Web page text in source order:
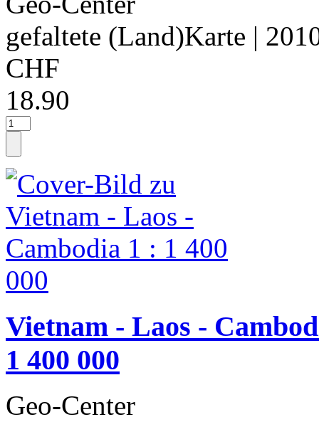
gefaltete (Land)Karte |
CHF
18.90
Vietnam - Laos -
1 400 000
Geo-Center